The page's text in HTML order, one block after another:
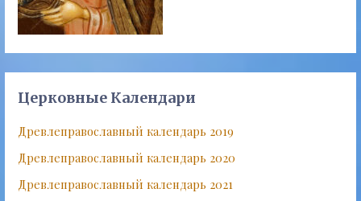
Церковные Календари
Древлеправославный календарь 2019
Древлеправославный календарь 2020
Древлеправославный календарь 2021